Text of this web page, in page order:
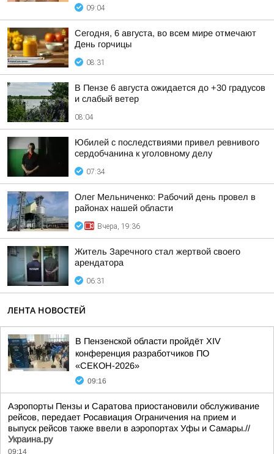
09:04
Сегодня, 6 августа, во всем мире отмечают
День горчицы
08:31
В Пензе 6 августа ожидается до +30 градусов
и слабый ветер
08:04
Юбилей с последствиями привел ревнивого
сердобчанина к уголовному делу
07:34
Олег Мельниченко: Рабочий день провел в
районах нашей области
Вчера, 19:36
Житель Заречного стал жертвой своего
арендатора
06:31
ЛЕНТА НОВОСТЕЙ
В Пензенской области пройдёт XIV
конференция разработчиков ПО
«СЕКОН-2026»
09:16
Аэропорты Пензы и Саратова приостановили обслуживание
рейсов, передает Росавиация Ограничения на прием и
выпуск рейсов также ввели в аэропортах Уфы и Самары.//
Украина.ру
09:14